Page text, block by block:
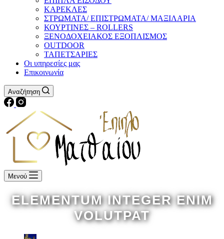
ΚΑΡΕΚΛΕΣ
ΣΤΡΩΜΑΤΑ/ ΕΠΙΣΤΡΩΜΑΤΑ/ ΜΑΞΙΛΑΡΙΑ
ΚΟΥΡΤΙΝΕΣ – ROLLERS
ΞΕΝΟΔΟΧΕΙΑΚΟΣ ΕΞΟΠΛΙΣΜΟΣ
OUTDOOR
ΤΑΠΕΤΣΑΡΙΕΣ
Οι υπηρεσίες μας
Επικοινωνία
Αναζήτηση
Μενού
ELEMENTUM INTEGER ENIM
VOLUTPAT